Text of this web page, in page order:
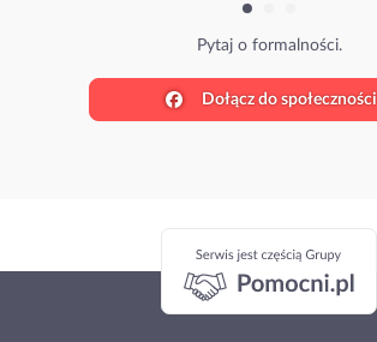
Pytaj o formalności.
Dołącz do społeczności